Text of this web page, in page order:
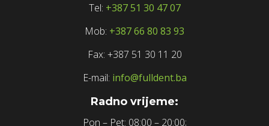
Tel: +387 51 30 47 07
Mob: +387 66 80 83 93
Fax: +387 51 30 11 20
E-mail: info@fulldent.ba
Radno vrijeme:
Pon – Pet: 08:00 – 20:00;